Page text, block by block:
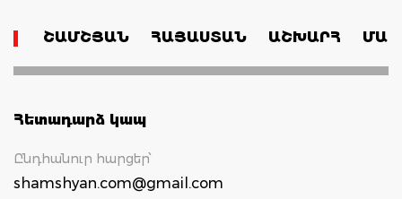
ՇԱՄՇՅԱՆ ՀԱՅԱՍՏԱՆ ԱՇԽԱՐՀ
Հետադարձ կապ
Ընդհանուր հարցեր՝
shamshyan.com@gmail.com